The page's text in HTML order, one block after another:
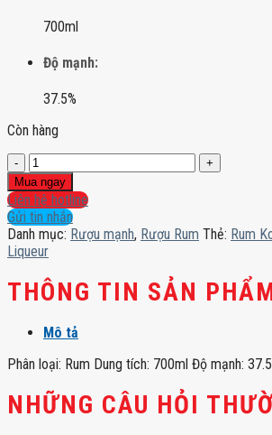
700ml
Độ mạnh:
37.5%
Còn hàng
Rum
Koko
Kanu
số
lượng
Mua ngay
Liên hệ hotline
Gửi tin nhắn
Danh mục: Rượu mạnh, Rượu Rum Thẻ: Rum
Liqueur
THÔNG TIN SẢN
Mô tả
Phân loại: Rum Dung tích: 700ml Độ mạnh:
NHỮNG CÂU HỎI